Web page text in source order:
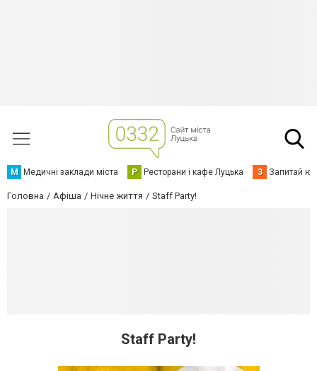
М Медичні заклади міста Р Ресторани і кафе Луцька З Запитай
Головна Афіша Нічне життя Staff Party!
Staff Party!